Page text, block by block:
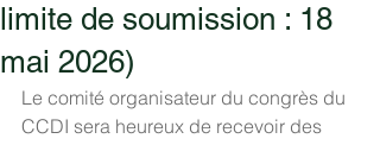
limite de soumission : 18
mai 2026)
Le comité organisateur du congrès du
CCDI sera heureux de recevoir des